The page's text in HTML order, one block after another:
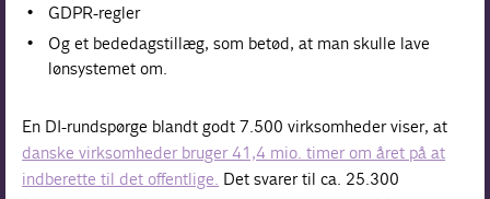
GDPR-regler
Og et bededagstillæg, som betød, at man skulle lave
lønsystemet om.
En DI-rundspørge blandt godt 7.500 virksomheder viser, at
danske virksomheder bruger 41,4 mio. timer om året på at
indberette til det offentlige. Det svarer til ca. 25.300